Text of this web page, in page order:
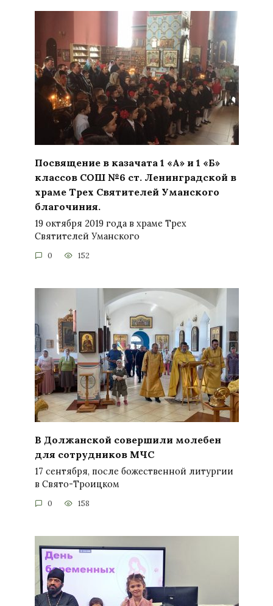
Посвящение в казачата 1 «А» и 1 «Б»
классов СОШ №6 ст. Ленинградской в
храме Трех Святителей Уманского
благочиния.
19 октября 2019 года в храме Трех
Святителей Уманского
0 152
В Должанской совершили молебен
для сотрудников МЧС
17 сентября, после божественной литургии
в Свято-Троицком
0 158